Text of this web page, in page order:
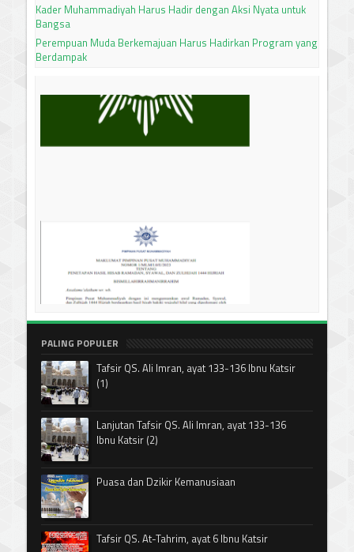
Kader Muhammadiyah Harus Hadir dengan Aksi Nyata untuk
Bangsa
Perempuan Muda Berkemajuan Harus Hadirkan Program yang
Berdampak
PALING POPULER
Tafsir QS. Ali Imran, ayat 133-136 Ibnu Katsir
(1)
Lanjutan Tafsir QS. Ali Imran, ayat 133-136
Ibnu Katsir (2)
Puasa dan Dzikir Kemanusiaan
Tafsir QS. At-Tahrim, ayat 6 Ibnu Katsir